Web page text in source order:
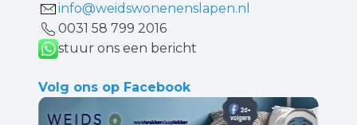
info@weidswonenenslapen.nl
0031 ‪58 799 2016‬
stuur ons een bericht
Volg ons op Facebook